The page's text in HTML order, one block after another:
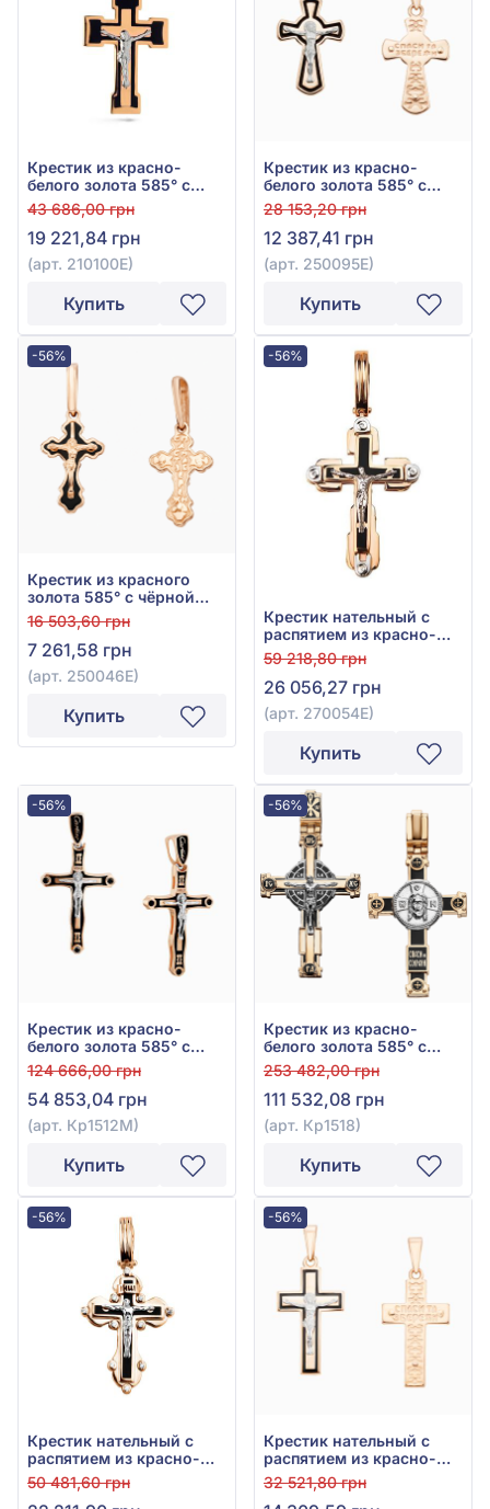
Крестик из красно-
белого золота 585° с
чёрной эмалью, арт.
210100Е
43 686,00 грн
19 221,84 грн
(арт. 210100Е)
Купить
Крестик из красно-
белого золота 585° с
чёрной эмалью, арт.
250095Е
28 153,20 грн
12 387,41 грн
(арт. 250095Е)
Купить
-56%
Крестик из красного
золота 585° с чёрной
эмалью, арт. 250046Е
16 503,60 грн
7 261,58 грн
(арт. 250046Е)
Купить
-56%
Крестик нательный с
распятием из красно-
белого золота 585° с
фианитом, кубическим
цирконием и чёрной
эмалью, арт. 270054Е
59 218,80 грн
26 056,27 грн
(арт. 270054Е)
Купить
-56%
Крестик из красно-
белого золота 585° с
чёрным фианитом/
куб.цирконием и чёрной
эмалью, арт. Кр1512М
124 666,00 грн
54 853,04 грн
(арт. Кр1512М)
Купить
-56%
Крестик из красно-
белого золота 585° с
чёрной эмалью, арт.
Кр1518
253 482,00 грн
111 532,08 грн
(арт. Кр1518)
Купить
-56%
Крестик нательный с
распятием из красно-
белого золота 585° с
фианитом, куб.
50 481,60 грн
-56%
Крестик нательный с
распятием из красно-
белого золота 585° с
чёрной эмалью, арт.
32 521,80 грн